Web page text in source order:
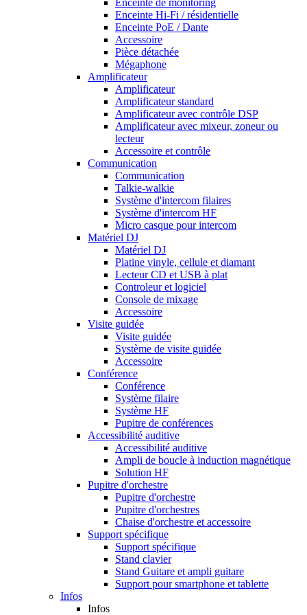
Enceinte de monitoring
Enceinte Hi-Fi / résidentielle
Enceinte PoE / Dante
Accessoire
Pièce détachée
Mégaphone
Amplificateur
Amplificateur
Amplificateur standard
Amplificateur avec contrôle DSP
Amplificateur avec mixeur, zoneur ou
lecteur
Accessoire et contrôle
Communication
Communication
Talkie-walkie
Système d'intercom filaires
Système d'intercom HF
Micro casque pour intercom
Matériel DJ
Matériel DJ
Platine vinyle, cellule et diamant
Lecteur CD et USB à plat
Controleur et logiciel
Console de mixage
Accessoire
Visite guidée
Visite guidée
Système de visite guidée
Accessoire
Conférence
Conférence
Système filaire
Système HF
Pupitre de conférences
Accessibilité auditive
Accessibilité auditive
Ampli de boucle à induction magnétique
Solution HF
Pupitre d'orchestre
Pupitre d'orchestre
Pupitre d'orchestres
Chaise d'orchestre et accessoire
Support spécifique
Support spécifique
Stand clavier
Stand Guitare et ampli guitare
Support pour smartphone et tablette
Infos
Infos